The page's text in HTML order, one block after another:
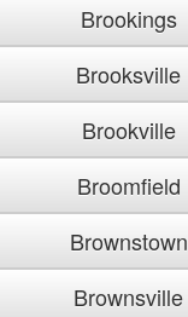
Brookings
Brooksville
Brookville
Broomfield
Brownstown
Brownsville